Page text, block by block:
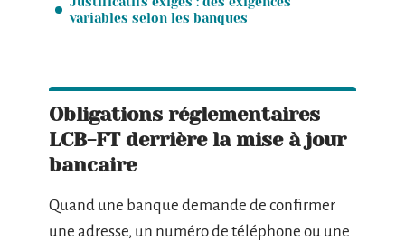
variables selon les banques
Obligations réglementaires
LCB-FT derrière la mise à jour
bancaire
Quand une banque demande de confirmer
une adresse, un numéro de téléphone ou une